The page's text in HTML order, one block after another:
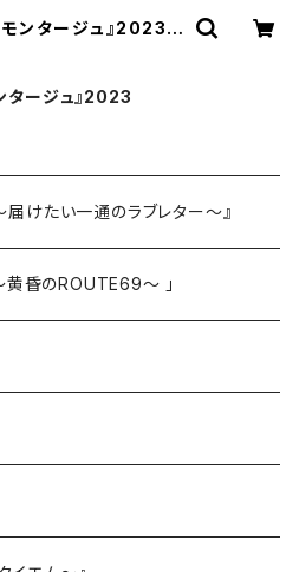
モンタージュ』2023 |
タージュ』2023
届けたい一通のラブレター～』
黄昏のROUTE69～ 」